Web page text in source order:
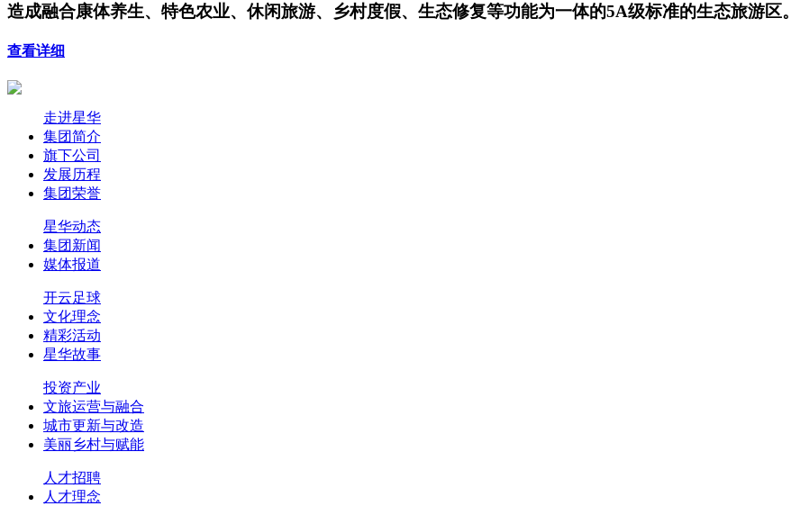
造成融合康体养生、特色农业、休闲旅游、乡村度假、生态修复等功能为一体的5A级标准的生态旅游区。
查看详细
走进星华
集团简介
旗下公司
发展历程
集团荣誉
星华动态
集团新闻
媒体报道
开云足球
文化理念
精彩活动
星华故事
投资产业
文旅运营与融合
城市更新与改造
美丽乡村与赋能
人才招聘
人才理念